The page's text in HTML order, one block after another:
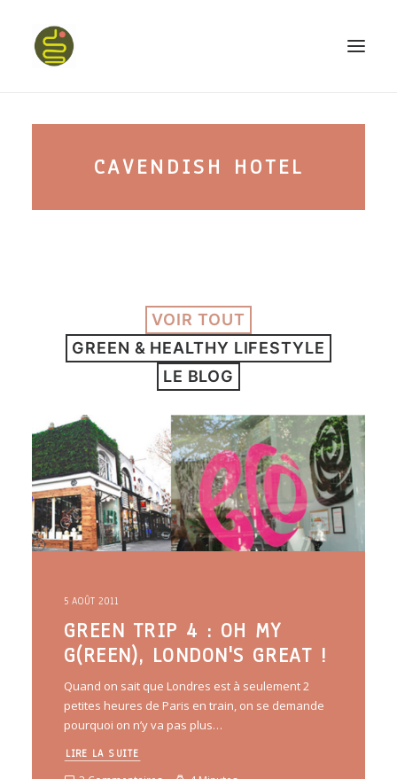
PROGRAMME HAPPY BELLY
CONFÉRENCES
podcast kinoa
YOGA
faire le quiz
Recherche
Panier
CAVENDISH HOTEL
VOIR TOUT
GREEN & HEALTHY LIFESTYLE
LE BLOG
5 AOÛT 2011
GREEN TRIP 4 : OH MY
G(REEN), LONDON'S GREAT !
Quand on sait que Londres est à seulement 2
petites heures de Paris en train, on se demande
pourquoi on n’y va pas plus…
LIRE LA SUITE